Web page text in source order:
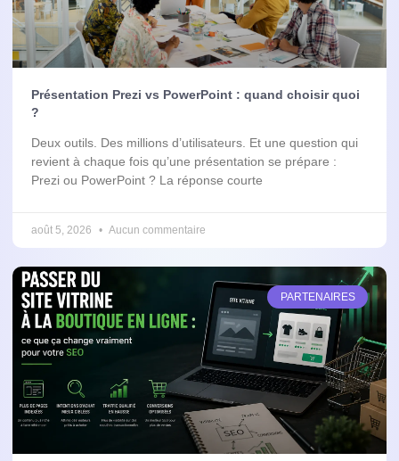
Présentation Prezi vs PowerPoint : quand choisir quoi
?
Deux outils. Des millions d’utilisateurs. Et une question qui
revient à chaque fois qu’une présentation se prépare :
Prezi ou PowerPoint ? La réponse courte
août 5, 2026 Aucun commentaire
PARTENAIRES